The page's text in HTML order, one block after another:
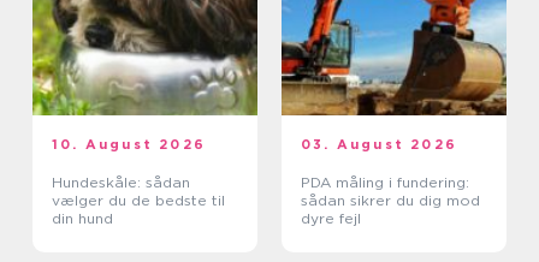
10. August 2026
Hundeskåle: sådan
vælger du de bedste til
din hund
03. August 2026
PDA måling i fundering:
sådan sikrer du dig mod
dyre fejl